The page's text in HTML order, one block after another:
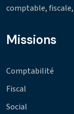
comptable,
Missions
Comptabilité
Fiscal
Social